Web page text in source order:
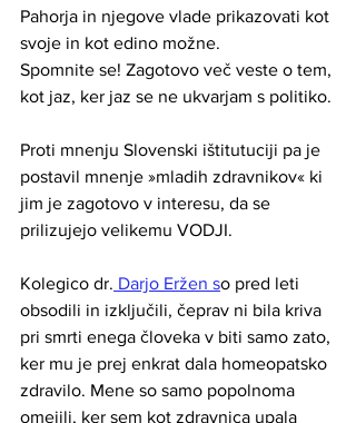
Pahorja in njegove vlade prikazovati kot
svoje in kot edino možne.
Spomnite se! Zagotovo več veste o tem,
kot jaz, ker jaz se ne ukvarjam s politiko.
Proti mnenju Slovenski ištitutuciji pa je
postavil mnenje »mladih zdravnikov« ki
jim je zagotovo v interesu, da se
prilizujejo velikemu VODJI.
Kolegico dr. Darjo Eržen so pred leti
obsodili in izključili, čeprav ni bila kriva
pri smrti enega človeka v biti samo zato,
ker mu je prej enkrat dala homeopatsko
zdravilo. Mene so samo popolnoma
omejili, ker sem kot zdravnica upala